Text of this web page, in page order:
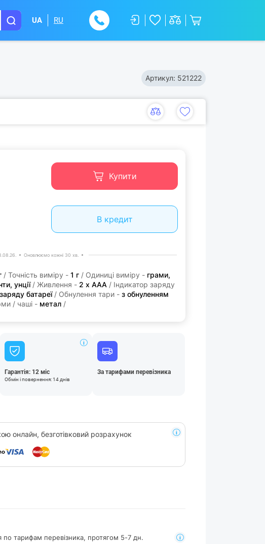
UA RU
Артикул: 521222
Купити
В кредит
Оновлюємо кожні 30 хв.
/ Точність виміру - 1 г / Одиниці виміру - грами,
унції/ Живлення - 2 х ААА / Індикатор заряду
батареї/ Обнулення тари - з обнуленням
/ чаші - метал /
Гарантія: 12 міс
Обмін і повернення: 14 днів
За тарифами перевізника
онлайн, безготівковий розрахунок
по тарифам перевізника, протягом 5-7 дн.